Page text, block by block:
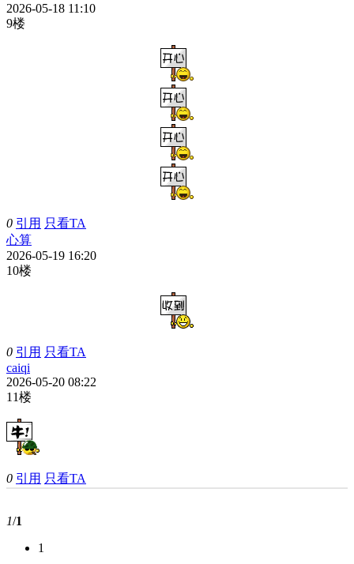
2026-05-18 11:10
9楼
0 引用 只看TA
心算
2026-05-19 16:20
10楼
0 引用 只看TA
caiqi
2026-05-20 08:22
11楼
0 引用 只看TA
1/1
1